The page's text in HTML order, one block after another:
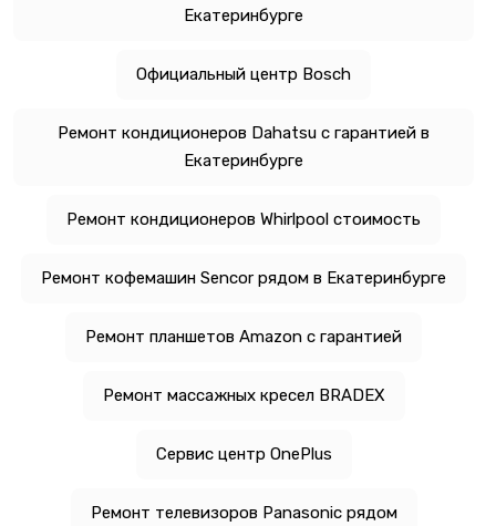
Екатеринбурге
Официальный центр Bosch
Ремонт кондиционеров Dahatsu с гарантией в
Екатеринбурге
Ремонт кондиционеров Whirlpool стоимость
Ремонт кофемашин Sencor рядом в Екатеринбурге
Ремонт планшетов Amazon с гарантией
Ремонт массажных кресел BRADEX
Сервис центр OnePlus
Ремонт телевизоров Panasonic рядом